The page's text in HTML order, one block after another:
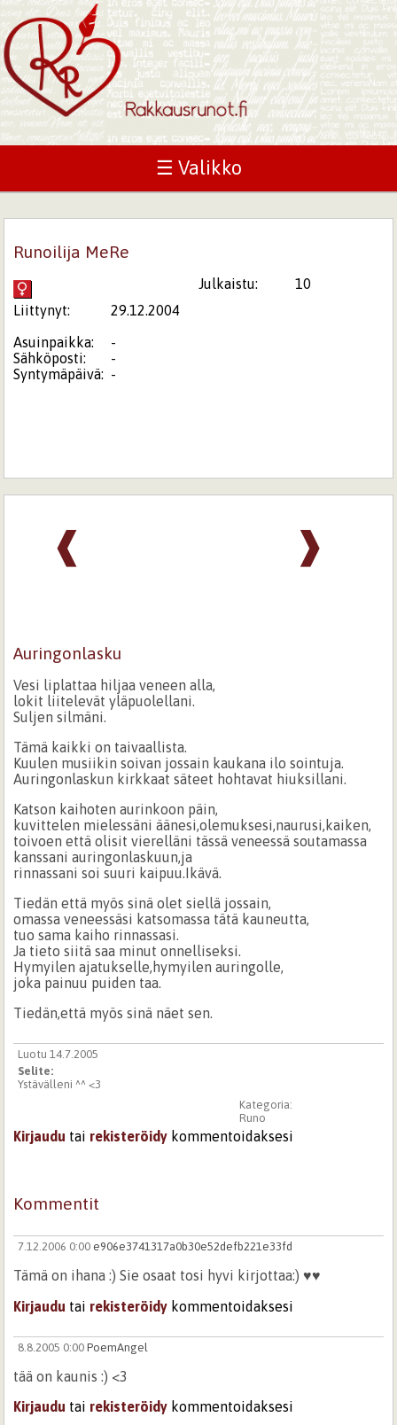
☰ Valikko
Runoilija MeRe
Julkaistu:
10
Liittynyt:
29.12.2004
Asuinpaikka:
-
Sähköposti:
-
Syntymäpäivä: -
❱
❰
Auringonlasku
Vesi liplattaa hiljaa veneen alla,
lokit liitelevät yläpuolellani.
Suljen silmäni.
Tämä kaikki on taivaallista.
Kuulen musiikin soivan jossain kaukana ilo sointuja.
Auringonlaskun kirkkaat säteet hohtavat hiuksillani.
Katson kaihoten aurinkoon päin,
kuvittelen mielessäni äänesi,olemuksesi,naurusi,kaiken,
toivoen että olisit vierelläni tässä veneessä soutamassa
kanssani auringonlaskuun,ja
rinnassani soi suuri kaipuu.Ikävä.
Tiedän että myös sinä olet siellä jossain,
omassa veneessäsi katsomassa tätä kauneutta,
tuo sama kaiho rinnassasi.
Ja tieto siitä saa minut onnelliseksi.
Hymyilen ajatukselle,hymyilen auringolle,
joka painuu puiden taa.
Tiedän,että myös sinä näet sen.
Luotu 14.7.2005
Selite:
Ystävälleni ^^ <3
Kategoria:
Runo
Kirjaudu tai rekisteröidy kommentoidaksesi
Kommentit
7.12.2006 0:00 e906e3741317a0b30e52defb221e33fd
Tämä on ihana :) Sie osaat tosi hyvi kirjottaa:) ♥♥
Kirjaudu tai rekisteröidy kommentoidaksesi
8.8.2005 0:00 PoemAngel
tää on kaunis :) <3
Kirjaudu tai rekisteröidy kommentoidaksesi